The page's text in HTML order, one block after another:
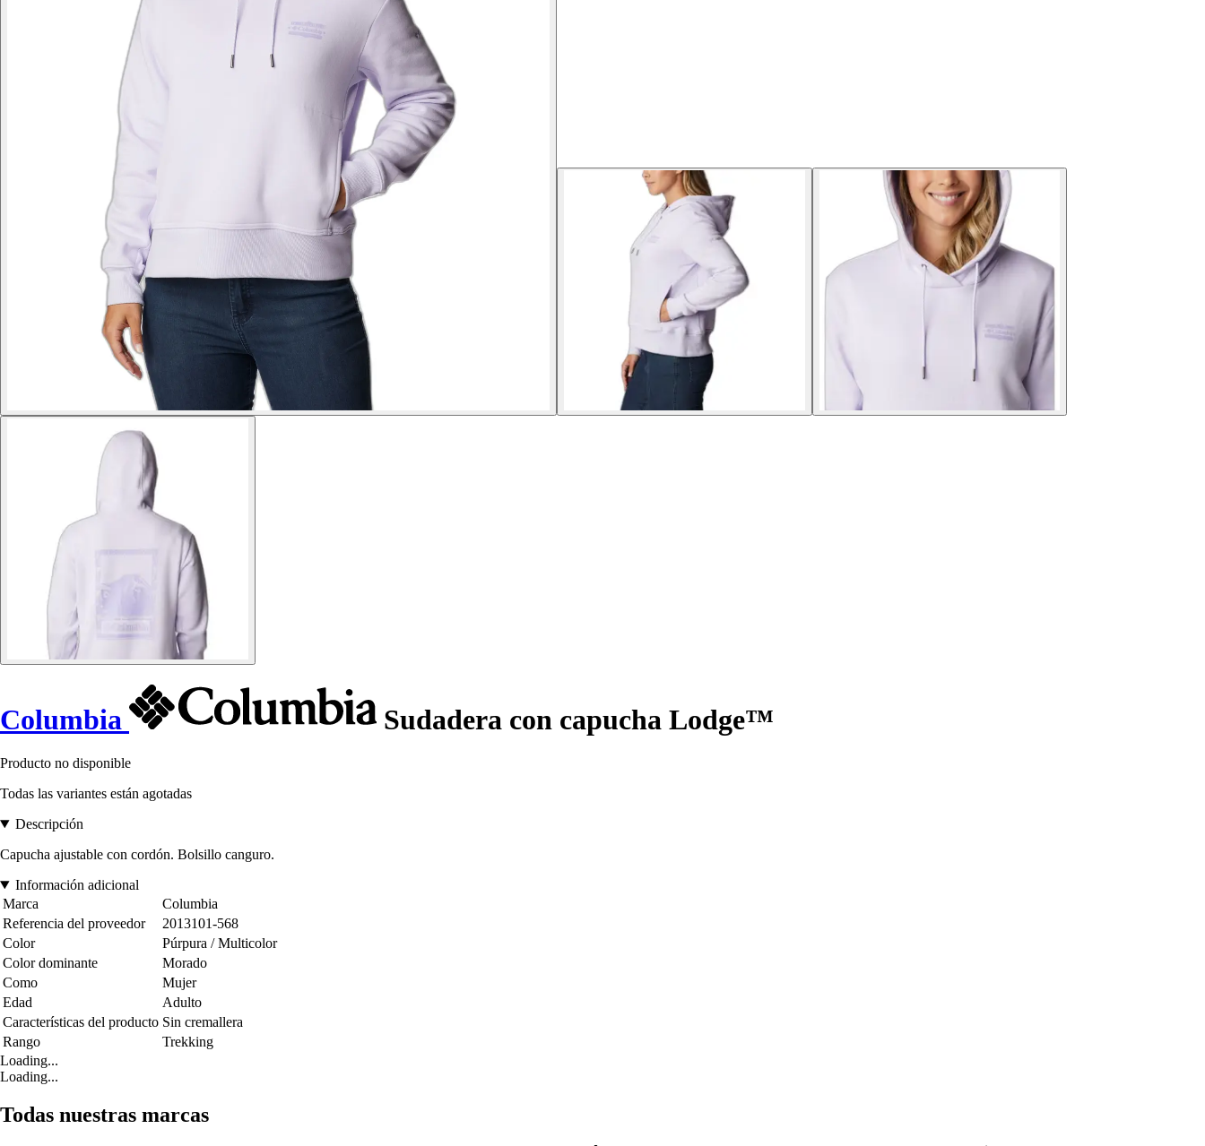
Columbia Sudadera con capucha Lodge™
Producto no disponible
Todas las variantes están agotadas
Descripción
Capucha ajustable con cordón. Bolsillo canguro.
Información adicional
Marca
Columbia
Referencia del proveedor
2013101-568
Color
Púrpura / Multicolor
Color dominante
Morado
Como
Mujer
Edad
Adulto
Características del producto Sin cremallera
Rango
Trekking
Loading...
Loading...
Todas nuestras marcas